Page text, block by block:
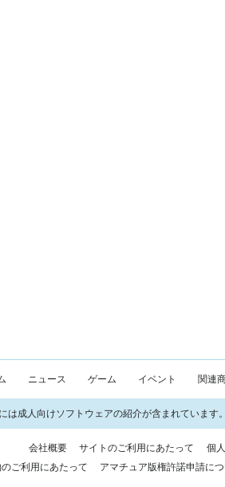
ニュース ゲーム イベント 関連
は成人向けソフトウェアの紹介が含まれています
会社概要 サイトのご利用にあたって 個
ご利用にあたって
アマチュア版権許諾申請に